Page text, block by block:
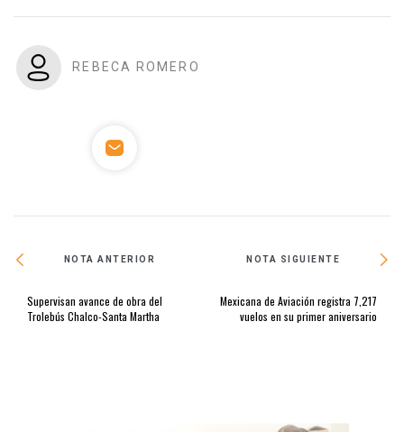
REBECA ROMERO
NOTA ANTERIOR
Supervisan avance de obra del
Trolebús Chalco-Santa Martha
NOTA SIGUIENTE
Mexicana de Aviación registra 7,217
vuelos en su primer aniversario